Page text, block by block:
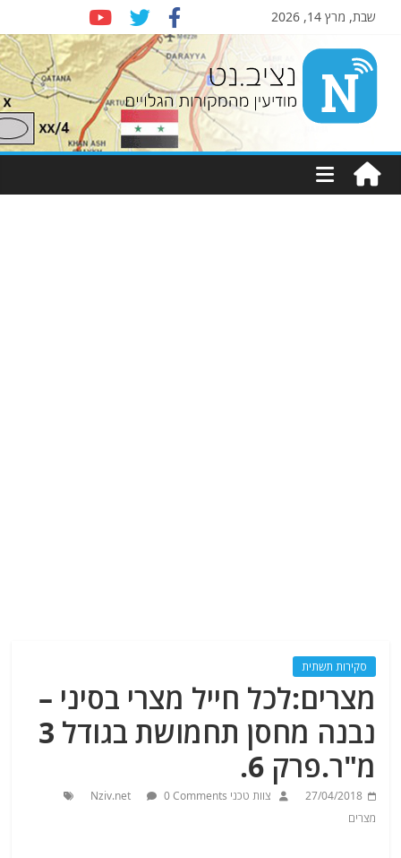
שבת, מרץ 14, 2026
Nziv.net
מודיעין
מהמקורות
סקירות תשתית
מצרים:לכל חייל מצרי בסיני –
נבנה מחסן תחמושת בגודל 3
מ"ר.פרק 6.
27/04/2018 צוות טכני Nziv.net 0 Comments
מצרים